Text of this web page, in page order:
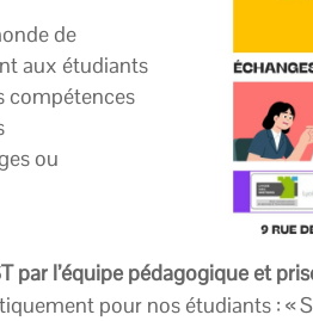
de
aux étudiants
compétences
ou
par l’équipe pédagogique et
pour nos étudiants : «